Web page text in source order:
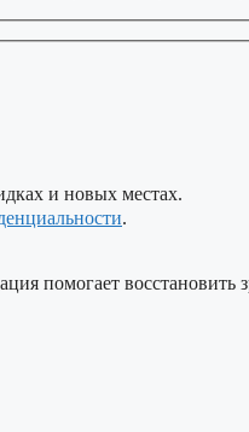
и новых местах.
.
помогает восстановить